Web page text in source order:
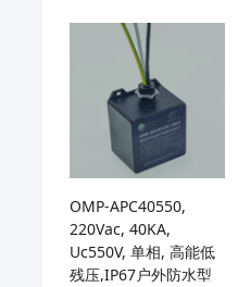
于HF/UHF/VHF天线或
OMP-APC40550,
220Vac, 40KA,
Uc550V, 单相, 高能低
残压,IP67户外防水型